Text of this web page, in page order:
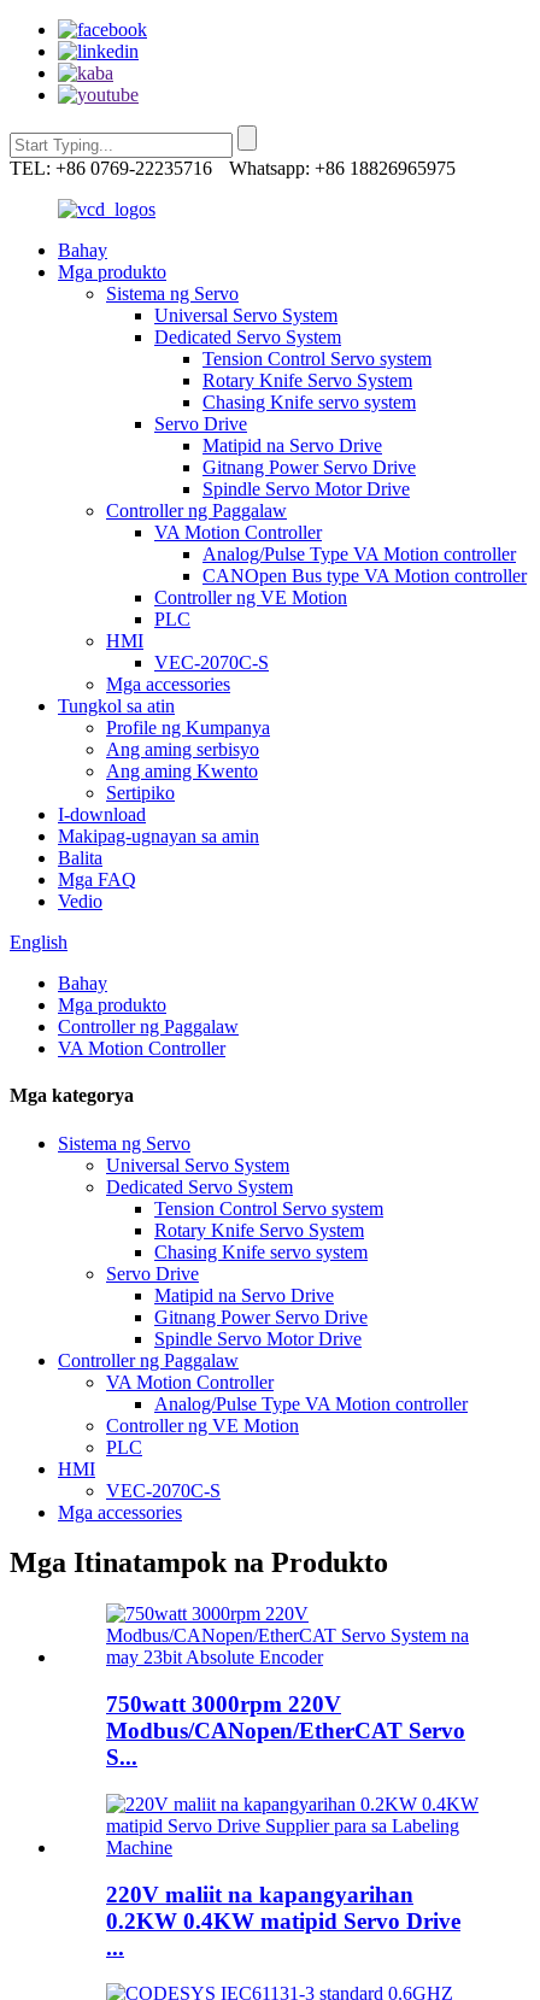
TEL: +86 0769-22235716 Whatsapp: +86 18826965975
Bahay
Mga produkto
Sistema ng Servo
Universal Servo System
Dedicated Servo System
Tension Control Servo system
Rotary Knife Servo System
Chasing Knife servo system
Servo Drive
Matipid na Servo Drive
Gitnang Power Servo Drive
Spindle Servo Motor Drive
Controller ng Paggalaw
VA Motion Controller
Analog/Pulse Type VA Motion controller
CANOpen Bus type VA Motion controller
Controller ng VE Motion
PLC
HMI
VEC-2070C-S
Mga accessories
Tungkol sa atin
Profile ng Kumpanya
Ang aming serbisyo
Ang aming Kwento
Sertipiko
I-download
Makipag-ugnayan sa amin
Balita
Mga FAQ
Vedio
English
Bahay
Mga produkto
Controller ng Paggalaw
VA Motion Controller
Mga kategorya
Sistema ng Servo
Universal Servo System
Dedicated Servo System
Tension Control Servo system
Rotary Knife Servo System
Chasing Knife servo system
Servo Drive
Matipid na Servo Drive
Gitnang Power Servo Drive
Spindle Servo Motor Drive
Controller ng Paggalaw
VA Motion Controller
Analog/Pulse Type VA Motion controller
Controller ng VE Motion
PLC
HMI
VEC-2070C-S
Mga accessories
Mga Itinatampok na Produkto
750watt 3000rpm 220V
Modbus/CANopen/EtherCAT Servo
S...
220V maliit na kapangyarihan
0.2KW 0.4KW matipid Servo Drive
...